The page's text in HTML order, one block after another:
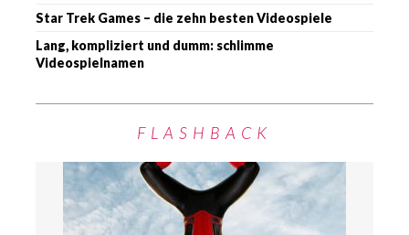
Star Trek Games – die zehn besten Videospiele
Lang, kompliziert und dumm: schlimme
Videospielnamen
FLASHBACK